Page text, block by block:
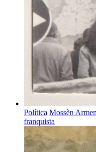
Política Mossèn
franquista